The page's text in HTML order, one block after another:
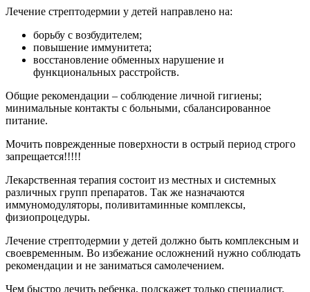
Лечение стрептодермии у детей направлено на:
борьбу с возбудителем;
повышение иммунитета;
восстановление обменных нарушение и
функциональных расстройств.
Общие рекомендации – соблюдение личной гигиены;
минимальные контакты с больными, сбалансированное
питание.
Мочить поврежденные поверхности в острый период строго
запрещается!!!!!
Лекарственная терапия состоит из местных и системных
различных групп препаратов. Так же назначаются
иммуномодуляторы, поливитаминные комплексы,
физиопроцедуры.
Лечение стрептодермии у детей должно быть комплексным и
своевременным. Во избежание осложнений нужно соблюдать
рекомендации и не заниматься самолечением.
Чем быстро лечить ребенка, подскажет только специалист.